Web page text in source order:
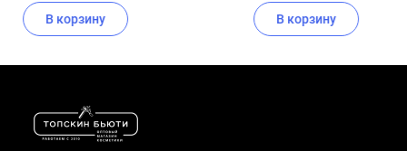
В корзину В корзину